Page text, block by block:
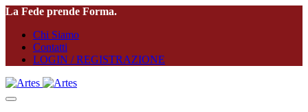
La Fede prende Forma.
Chi Siamo
Contatti
LOGIN / REGISTRAZIONE